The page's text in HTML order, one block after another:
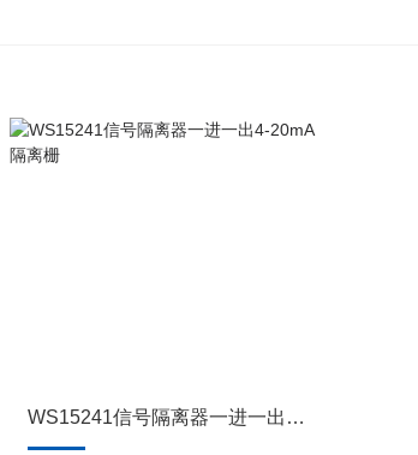
WS15241信号隔离器一进一出4-20mA隔离栅